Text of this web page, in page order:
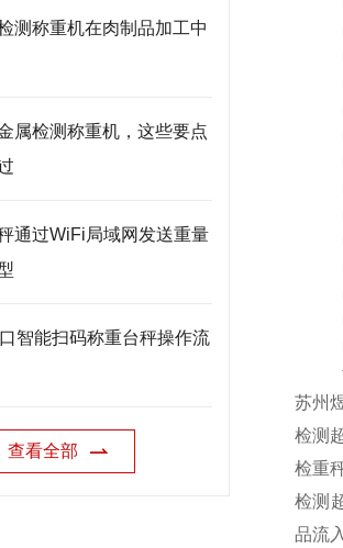
测称重机在肉制品加工中
属检测称重机，这些要点
通过WiFi局域网发送重量
智能扫码称重台秤操作流
查看全部
苏州
检测
检重
检测
品流